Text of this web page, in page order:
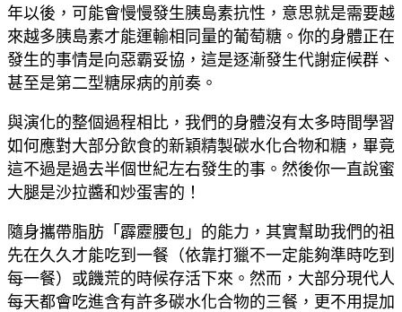
年以後，可能會慢慢發生胰島素抗性，意思就是需要越
來越多胰島素才能運輸相同量的葡萄糖。你的身體正在
發生的事情是向惡霸妥協，這是逐漸發生代謝症候群、
甚至是第二型糖尿病的前奏。
與演化的整個過程相比，我們的身體沒有太多時間學習
如何應對大部分飲食的新穎精製碳水化合物和糖，畢竟
這不過是過去半個世紀左右發生的事。然後你一直說蜜
大腿是沙拉醬和炒蛋害的！
隨身攜帶脂肪「霹靂腰包」的能力，其實幫助我們的祖
先在久久才能吃到一餐（依靠打獵不一定能夠準時吃到
每一餐）或饑荒的時候存活下來。然而，大部分現代人
每天都會吃進含有許多碳水化合物的三餐，更不用提加